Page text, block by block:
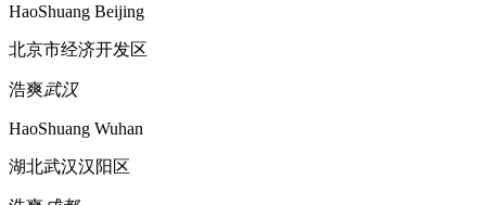
HaoShuang Beijing
北京市经济开发区
浩爽武汉
HaoShuang Wuhan
湖北武汉汉阳区